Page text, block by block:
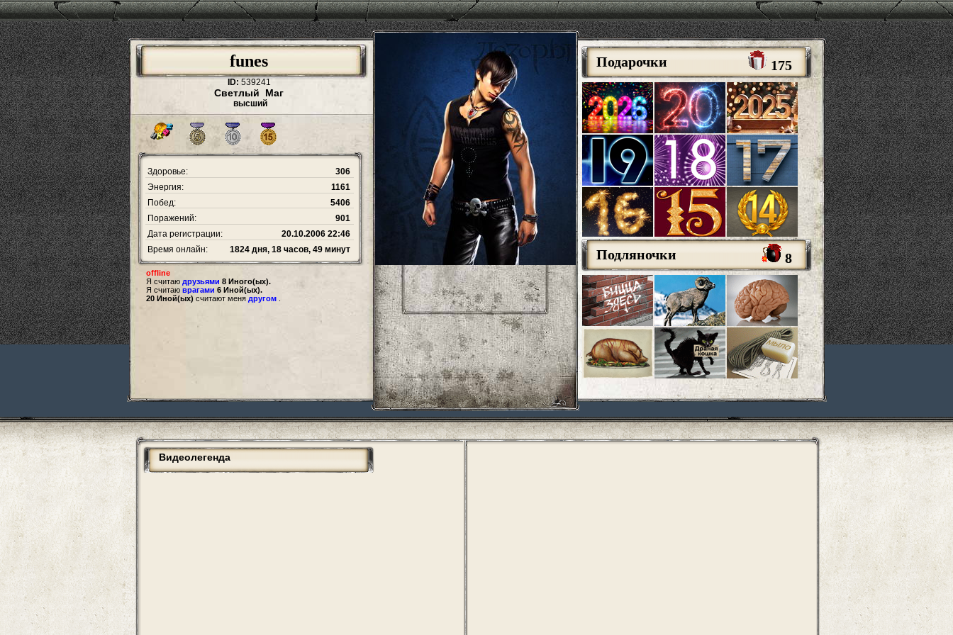
funes
ID: 539241
Светлый Маг
высший
Здоровье:
306
Энергия:
1161
Побед:
5406
Поражений:
901
Дата регистрации:
20.10.2006 22:46
Время онлайн:
1824 дня, 18 часов, 49 минут
offline
Я считаю друзьями 8 Иного(ых).
Я считаю врагами 6 Иной(ых).
20 Иной(ых) считают меня другом
Подарочки 175
Подляночки 8
Видеолегенда